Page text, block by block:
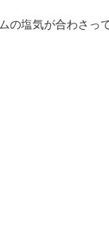
の塩気が合わさっ